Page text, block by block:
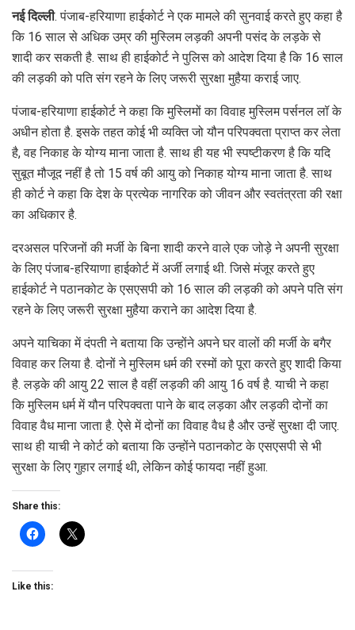
नई दिल्ली. पंजाब-हरियाणा हाईकोर्ट ने एक मामले की सुनवाई करते हुए कहा है
कि 16 साल से अधिक उम्र की मुस्लिम लड़की अपनी पसंद के लड़के से
शादी कर सकती है. साथ ही हाईकोर्ट ने पुलिस को आदेश दिया है कि 16 साल
की लड़की को पति संग रहने के लिए जरूरी सुरक्षा मुहैया कराई जाए.
पंजाब-हरियाणा हाईकोर्ट ने कहा कि मुस्लिमों का विवाह मुस्लिम पर्सनल लॉ के
अधीन होता है. इसके तहत कोई भी व्यक्ति जो यौन परिपक्वता प्राप्त कर लेता
है, वह निकाह के योग्य माना जाता है. साथ ही यह भी स्पष्टीकरण है कि यदि
सुबूत मौजूद नहीं है तो 15 वर्ष की आयु को निकाह योग्य माना जाता है. साथ
ही कोर्ट ने कहा कि देश के प्रत्येक नागरिक को जीवन और स्वतंत्रता की रक्षा
का अधिकार है.
दरअसल परिजनों की मर्जी के बिना शादी करने वाले एक जोड़े ने अपनी सुरक्षा
के लिए पंजाब-हरियाणा हाईकोर्ट में अर्जी लगाई थी. जिसे मंजूर करते हुए
हाईकोर्ट ने पठानकोट के एसएसपी को 16 साल की लड़की को अपने पति संग
रहने के लिए जरूरी सुरक्षा मुहैया कराने का आदेश दिया है.
अपने याचिका में दंपती ने बताया कि उन्होंने अपने घर वालों की मर्जी के बगैर
विवाह कर लिया है. दोनों ने मुस्लिम धर्म की रस्मों को पूरा करते हुए शादी किया
है. लड़के की आयु 22 साल है वहीं लड़की की आयु 16 वर्ष है. याची ने कहा
कि मुस्लिम धर्म में यौन परिपक्वता पाने के बाद लड़का और लड़की दोनों का
विवाह वैध माना जाता है. ऐसे में दोनों का विवाह वैध है और उन्हें सुरक्षा दी जाए.
साथ ही याची ने कोर्ट को बताया कि उन्होंने पठानकोट के एसएसपी से भी
सुरक्षा के लिए गुहार लगाई थी, लेकिन कोई फायदा नहीं हुआ.
Share this:
Like this: